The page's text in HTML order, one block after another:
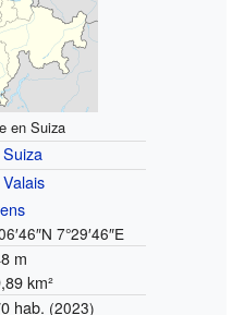
en Suiza
Suiza
Valais
7°29′46″E
m
km²
hab. (2023)